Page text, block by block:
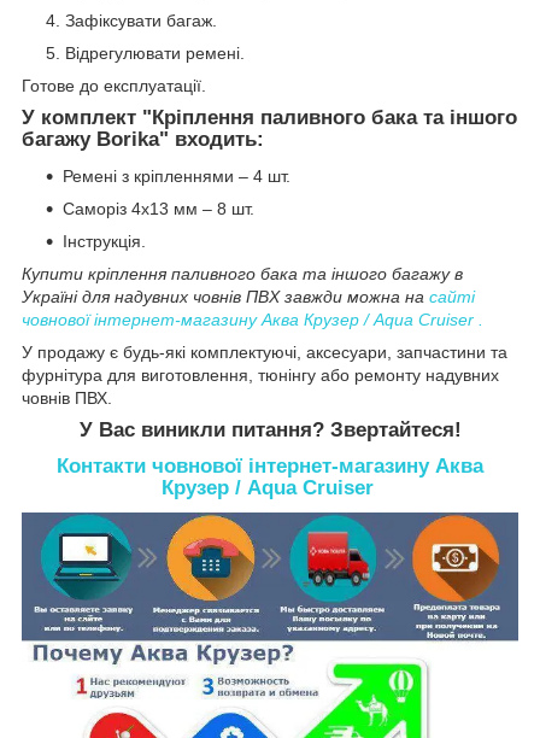
Зафіксувати багаж.
Відрегулювати ремені.
Готове до експлуатації.
У комплект "Кріплення паливного бака та іншого
багажу Borika" входить:
Ремені з кріпленнями – 4 шт.
Саморіз 4х13 мм – 8 шт.
Інструкція.
Купити кріплення паливного бака та іншого багажу в
Україні для надувних човнів ПВХ завжди можна на сайті
човнової інтернет-магазинуАква Крузер / Aqua Cruiser
У продажу є будь-які комплектуючі, аксесуари, запчастини та
фурнітура для виготовлення, тюнінгу або ремонту надувних
човнів ПВХ.
У Вас виникли питання? Звертайтеся!
Контакти човнової інтернет-магазину Аква
Крузер / Aqua Cruiser